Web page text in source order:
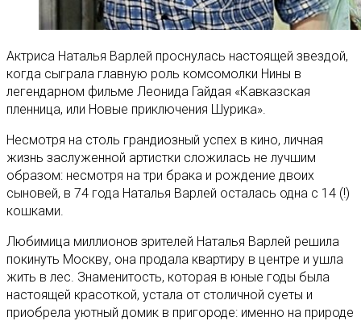
Актриса Наталья Варлей проснулась настоящей звездой,
когда сыграла главную роль комсомолки Нины в
легендарном фильме Леонида Гайдая «Кавказская
пленница, или Новые приключения Шурика».
Несмотря на столь грандиозный успех в кино, личная
жизнь заслуженной артистки сложилась не лучшим
образом: несмотря на три брака и рождение двоих
сыновей, в 74 года Наталья Варлей осталась одна с 14 (!)
кошками.
Любимица миллионов зрителей Наталья Варлей решила
покинуть Москву, она продала квартиру в центре и ушла
жить в лес. Знаменитость, которая в юные годы была
настоящей красоткой, устала от столичной суеты и
приобрела уютный домик в пригороде: именно на природе